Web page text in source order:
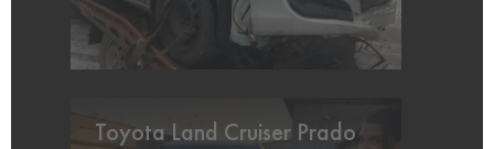
Toyota Land Cruiser Prado